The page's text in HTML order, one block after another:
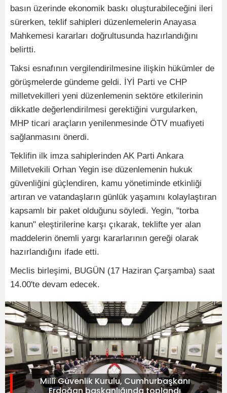
basın üzerinde ekonomik baskı oluşturabileceğini ileri
sürerken, teklif sahipleri düzenlemelerin Anayasa
Mahkemesi kararları doğrultusunda hazırlandığını
belirtti.
Taksi esnafının vergilendirilmesine ilişkin hükümler de
görüşmelerde gündeme geldi. İYİ Parti ve CHP
milletvekilleri yeni düzenlemenin sektöre etkilerinin
dikkatle değerlendirilmesi gerektiğini vurgularken,
MHP ticari araçların yenilenmesinde ÖTV muafiyeti
sağlanmasını önerdi.
Teklifin ilk imza sahiplerinden AK Parti Ankara
Milletvekili Orhan Yegin ise düzenlemenin hukuk
güvenliğini güçlendiren, kamu yönetiminde etkinliği
artıran ve vatandaşların günlük yaşamını kolaylaştıran
kapsamlı bir paket olduğunu söyledi. Yegin, "torba
kanun" eleştirilerine karşı çıkarak, teklifte yer alan
maddelerin önemli yargı kararlarının gereği olarak
hazırlandığını ifade etti.
Meclis birleşimi, BUGÜN (17 Haziran Çarşamba) saat
14.00'te devam edecek.
Millî Güvenlik Kurulu, Cumhurbaşkanı